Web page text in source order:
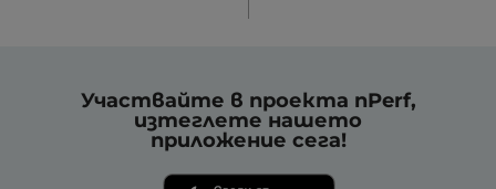
Участвайте в проекта nPerf,
изтеглете нашето
приложение сега!